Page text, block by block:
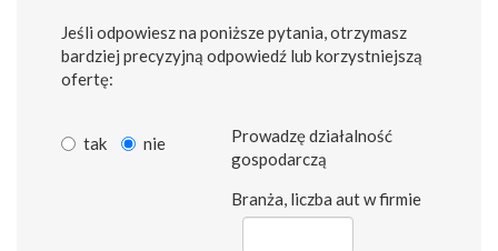
Jeśli odpowiesz na poniższe pytania, otrzymasz
bardziej precyzyjną odpowiedź lub korzystniejszą
ofertę:
tak nie
Prowadzę działalność
gospodarczą
Branża, liczba aut w firmie